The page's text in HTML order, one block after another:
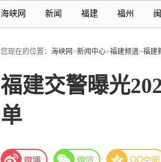
海峡网 新闻 福建 福州
您现在的位置： 海峡网>新闻中心>福建频道>福建
福建交警曝光
单